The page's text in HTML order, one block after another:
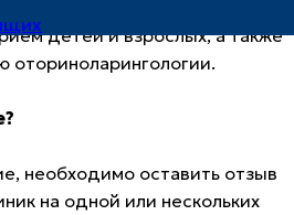
Добряков», ведущие
детей и взрослых, а также
оториноларингологии.
необходимо оставить отзыв
на одной или нескольких